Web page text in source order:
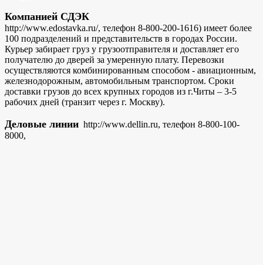
Компанией СДЭК
http://www.edostavka.ru/, телефон 8-800-200-1616) имеет более
100 подразделений и представительств в городах России.
Курьер забирает груз у грузоотправителя и доставляет его
получателю до дверей за умеренную плату. Перевозки
осуществляются комбинированным способом - авиационным,
железнодорожным, автомобильным транспортом. Сроки
доставки грузов до всех крупных городов из г.Читы – 3-5
рабочих дней (транзит через г. Москву).
Деловые линии http://www.dellin.ru, телефон 8-800-100-
8000,